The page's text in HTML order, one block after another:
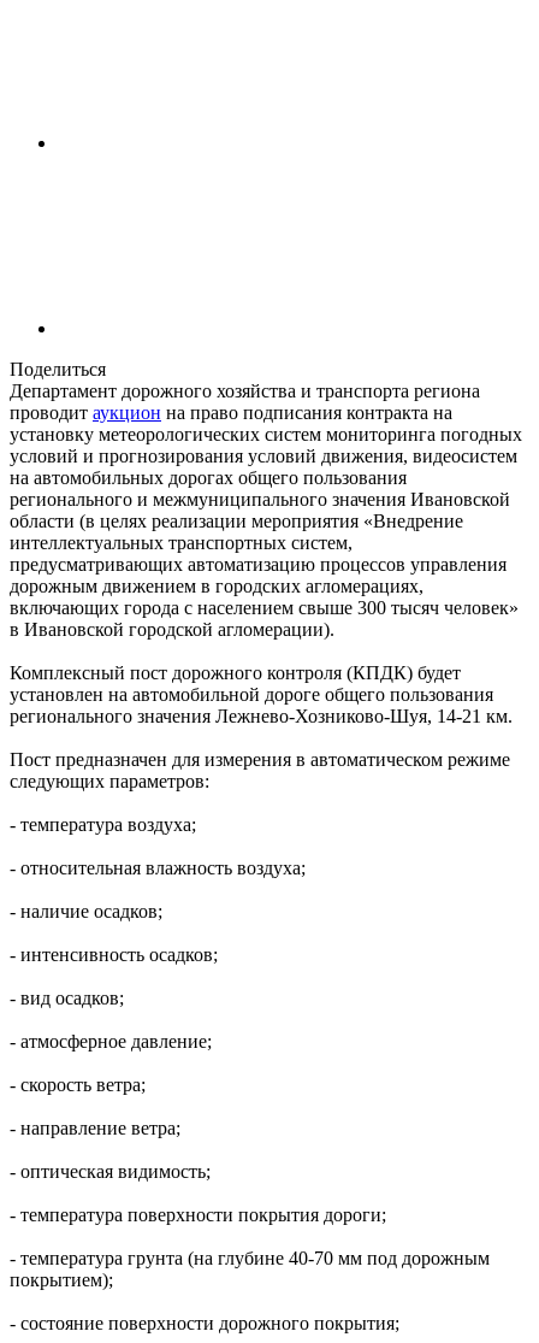
Поделиться
Департамент дорожного хозяйства и транспорта региона
проводит аукцион на право подписания контракта на
установку метеорологических систем мониторинга погодных
условий и прогнозирования условий движения, видеосистем
на автомобильных дорогах общего пользования
регионального и межмуниципального значения Ивановской
области (в целях реализации мероприятия «Внедрение
интеллектуальных транспортных систем,
предусматривающих автоматизацию процессов управления
дорожным движением в городских агломерациях,
включающих города с населением свыше 300 тысяч человек»
в Ивановской городской агломерации).
Комплексный пост дорожного контроля (КПДК) будет
установлен на автомобильной дороге общего пользования
регионального значения Лежнево-Хозниково-Шуя, 14-21 км.
Пост предназначен для измерения в автоматическом режиме
следующих параметров:
- температура воздуха;
- относительная влажность воздуха;
- наличие осадков;
- интенсивность осадков;
- вид осадков;
- атмосферное давление;
- скорость ветра;
- направление ветра;
- оптическая видимость;
- температура поверхности покрытия дороги;
- температура грунта (на глубине 40-70 мм под дорожным
покрытием);
- состояние поверхности дорожного покрытия;